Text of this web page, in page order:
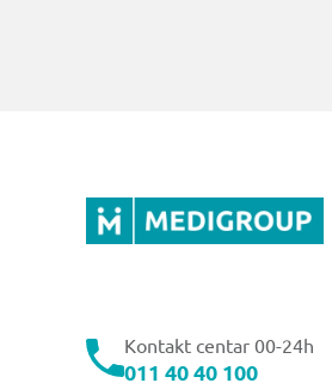
Kontakt centar 00-24h
011 40 40 100